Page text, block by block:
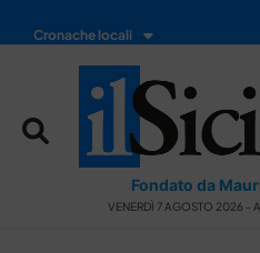
Cronache locali
Fondato da
VENERDÌ 7 AGOSTO 2026 -